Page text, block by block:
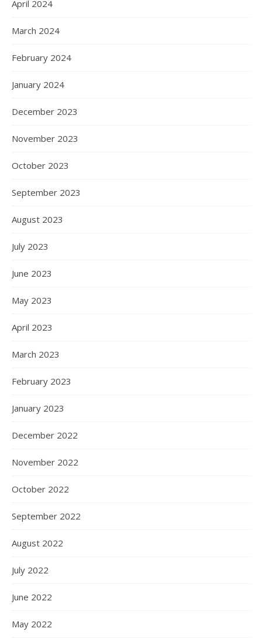
April 2024
March 2024
February 2024
January 2024
December 2023
November 2023
October 2023
September 2023
August 2023
July 2023
June 2023
May 2023
April 2023
March 2023
February 2023
January 2023
December 2022
November 2022
October 2022
September 2022
August 2022
July 2022
June 2022
May 2022